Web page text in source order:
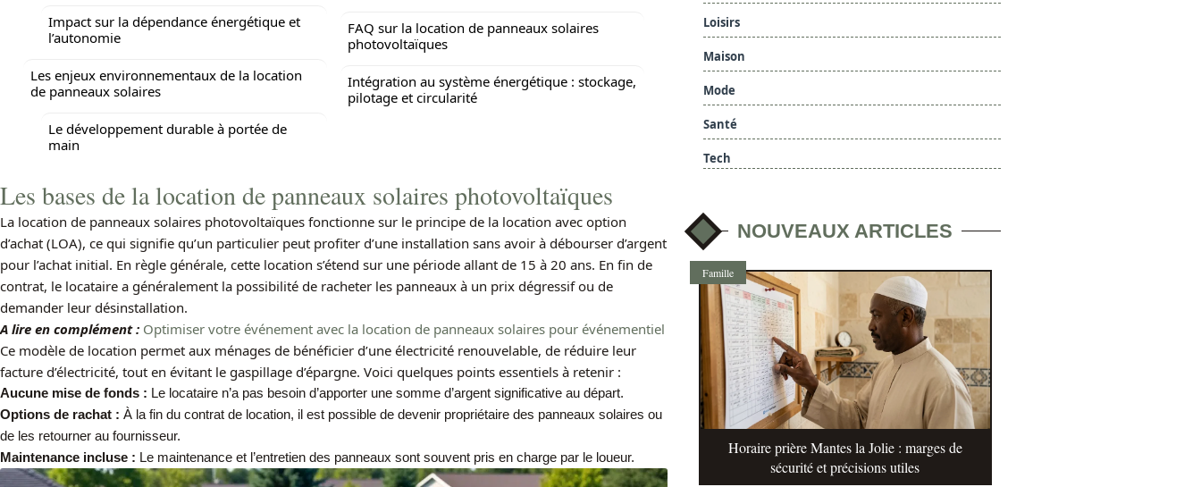
Impact sur la dépendance énergétique et
l’autonomie
Les enjeux environnementaux de la location
de panneaux solaires
Le développement durable à portée de
main
FAQ sur la location de panneaux solaires
photovoltaïques
Intégration au système énergétique : stockage,
pilotage et circularité
Les bases de la location de panneaux solaires photovoltaïques
La location de panneaux solaires photovoltaïques fonctionne sur le principe de la location avec option
d’achat (LOA), ce qui signifie qu’un particulier peut profiter d’une installation sans avoir à débourser d’argent
pour l’achat initial. En règle générale, cette location s’étend sur une période allant de 15 à 20 ans. En fin de
contrat, le locataire a généralement la possibilité de racheter les panneaux à un prix dégressif ou de
demander leur désinstallation.
A lire en complément : Optimiser votre événement avec la location de panneaux solaires pour événementiel
Ce modèle de location permet aux ménages de bénéficier d’une électricité renouvelable, de réduire leur
facture d’électricité, tout en évitant le gaspillage d’épargne. Voici quelques points essentiels à retenir :
Aucune mise de fonds : Le locataire n’a pas besoin d’apporter une somme d’argent significative au départ.
Options de rachat : À la fin du contrat de location, il est possible de devenir propriétaire des panneaux solaires ou
de les retourner au fournisseur.
Maintenance incluse : Le maintenance et l’entretien des panneaux sont souvent pris en charge par le loueur.
Loisirs
Maison
Mode
Santé
Tech
NOUVEAUX ARTICLES
Famille
Horaire prière Mantes la Jolie : marges de
sécurité et précisions utiles